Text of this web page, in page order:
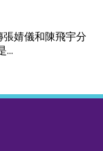
婧儀和陳飛宇分
…